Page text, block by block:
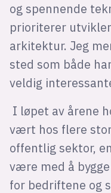
og spennende
prioriterer
arkitektur. Jeg
sted som både
veldig
I løpet av årene
vært hos flere
offentlig sektor,
være med å
for bedriftene og